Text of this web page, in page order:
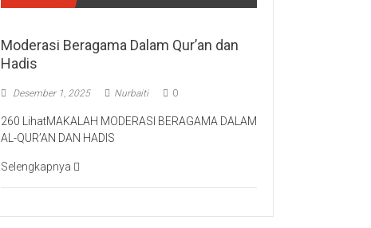
Moderasi Beragama Dalam Qur’an dan
Hadis
Desember 1, 2025 Nurbaiti 0
260 LihatMAKALAH MODERASI BERAGAMA DALAM
AL-QUR’AN DAN HADIS
Selengkapnya